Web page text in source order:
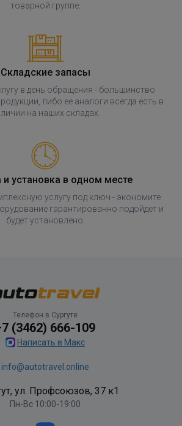
товарной группе.
Складские запасы
в день обращения - большинство
либо ее аналоги всегда есть в
на наших складах.
установка в одном месте
услугу под ключ - экономите
гарантированно подойдет и
будет установлено.
Телефон в Сургуте
(3462) 666-109
Написать в Макс
info@autotravel.online
ул. Профсоюзов, 37 к1
Пн-Вс 10:00-19:00